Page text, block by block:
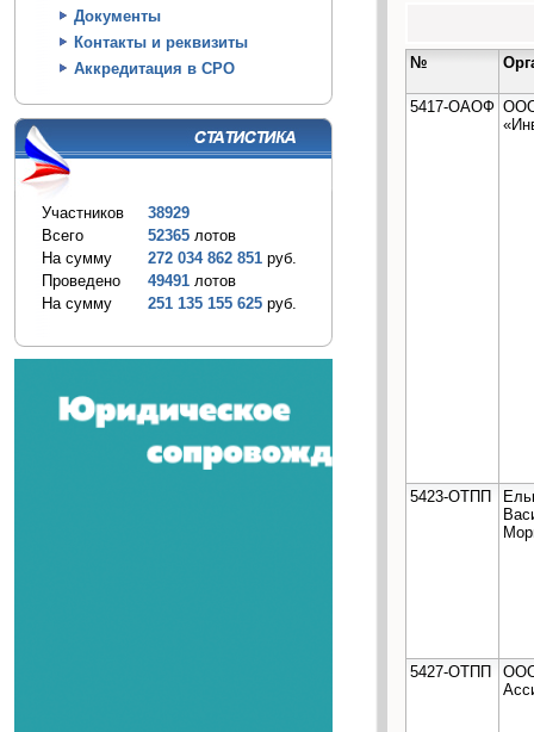
Документы
Контакты и реквизиты
Аккредитация в СРО
Участников
38929
Всего
52365 лотов
На сумму
272 034 862 851 руб.
Проведено
49491 лотов
На сумму
251 135 155 625 руб.
№
5417-ОАОФ
5423-ОТПП
5427-ОТПП